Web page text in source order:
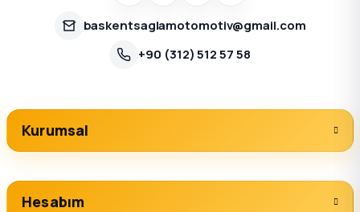
baskentsaglamotomotiv@gmail.com
+90 (312) 512 57 58
Kurumsal
Hesabım